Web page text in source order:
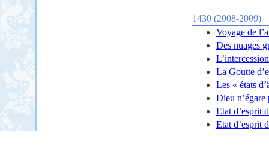
1430 (2008-2009)
Voyage de
Des nuages
La Goutte
Les « états
Dieu
Etat d’esprit
Etat d’esprit